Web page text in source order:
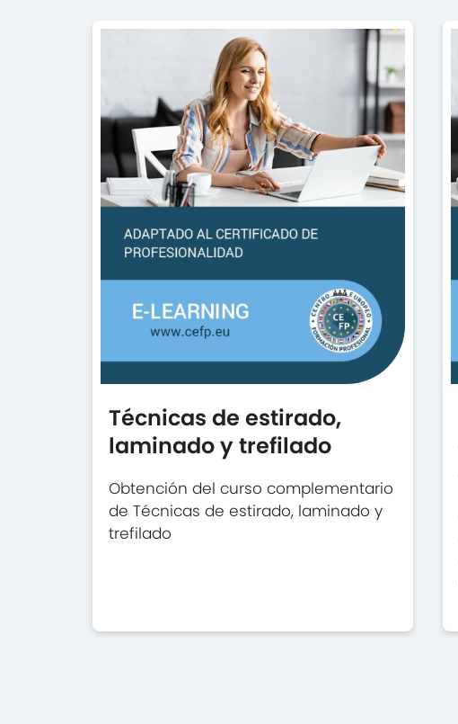
Técnicas de estirado,
laminado y trefilado
Obtención del curso complementario
de Técnicas de estirado, laminado y
trefilado